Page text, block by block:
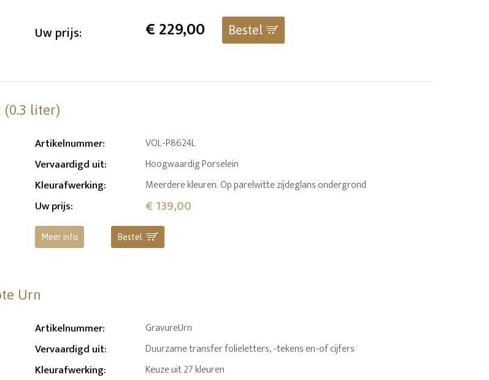
Uw prijs: €229,00 Bestel
liter)
Artikelnummer: VOL-P8624L
Vervaardigd uit: Hoogwaardig Porselein
Kleurafwerking: Meerdere kleuren. Op parelwitte zijdeglans ondergrond
Uw prijs: € 139,00
Meer info Bestel
Urn
Artikelnummer: GravureUrn
Vervaardigd uit: Duurzame transfer folieletters, -tekens en-of cijfers
Kleurafwerking: Keuze uit 27 kleuren